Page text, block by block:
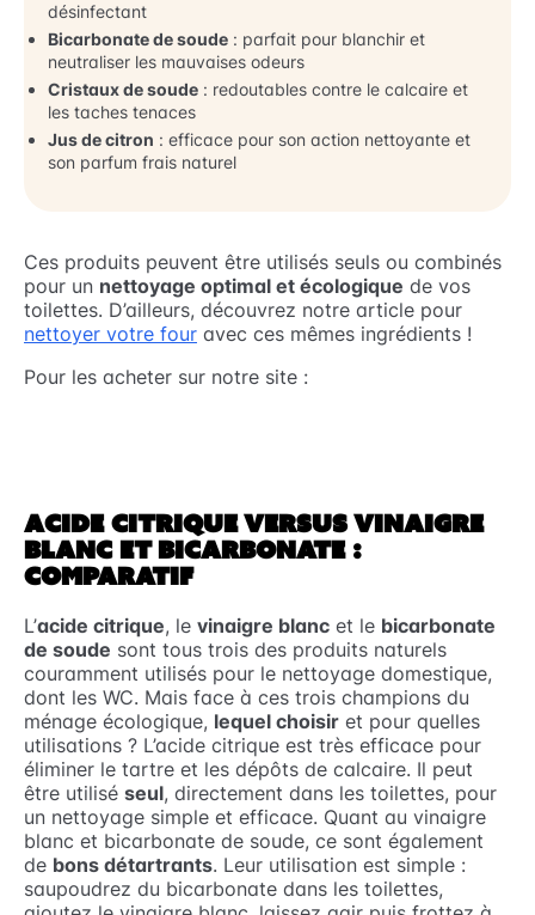
désinfectant
Bicarbonate de soude : parfait pour blanchir et
neutraliser les mauvaises odeurs
Cristaux de soude : redoutables contre le calcaire et
les taches tenaces
Jus de citron : efficace pour son action nettoyante et
son parfum frais naturel
Ces produits peuvent être utilisés seuls ou combinés
pour un nettoyage optimal et écologique de vos
toilettes. D’ailleurs, découvrez notre article pour
nettoyer votre four avec ces mêmes ingrédients !
Pour les acheter sur notre site :
ACIDE CITRIQUE VERSUS VINAIGRE
BLANC ET BICARBONATE :
COMPARATIF
L’acide citrique, le vinaigre blanc et le bicarbonate
de soude sont tous trois des produits naturels
couramment utilisés pour le nettoyage domestique,
dont les WC. Mais face à ces trois champions du
ménage écologique, lequel choisir et pour quelles
utilisations ? L’acide citrique est très efficace pour
éliminer le tartre et les dépôts de calcaire. Il peut
être utilisé seul, directement dans les toilettes, pour
un nettoyage simple et efficace. Quant au vinaigre
blanc et bicarbonate de soude, ce sont également
de bons détartrants. Leur utilisation est simple :
saupoudrez du bicarbonate dans les toilettes,